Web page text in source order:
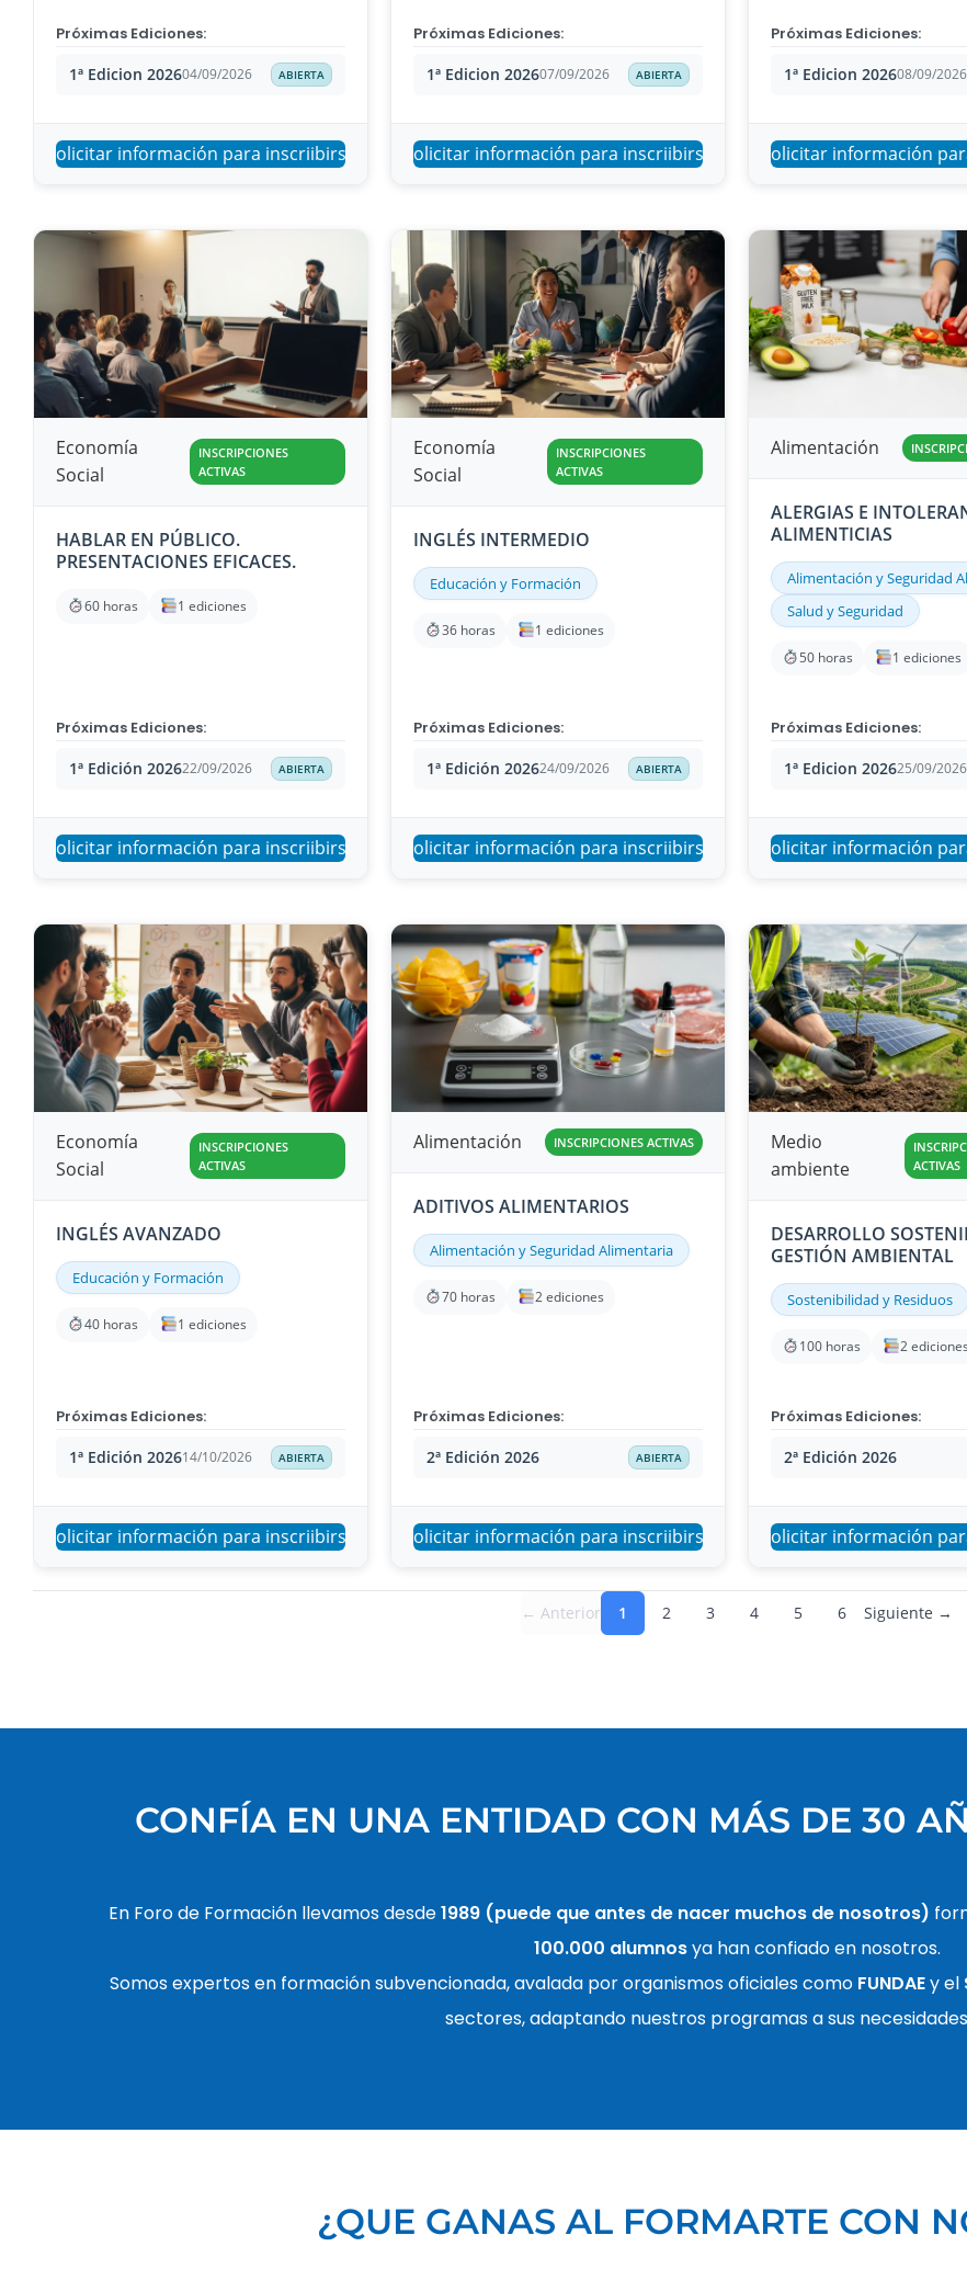
Próximas Ediciones:
1ª Edicion 202604/09/2026 ABIERTA
Solicitar información para inscriibirse
Próximas Ediciones:
1ª Edicion 202607/09/2026 ABIERTA
Solicitar información para inscriibirse
Próximas Ediciones:
1ª Edicion 202608/09/2026
Solicitar información
Economía
Social
INSCRIPCIONES
ACTIVAS
HABLAR EN PÚBLICO.
PRESENTACIONES EFICACES.
60 horas 1 ediciones
Próximas Ediciones:
1ª Edición 202622/09/2026 ABIERTA
Solicitar información para inscriibirse
Economía
Social
INSCRIPCIONES
ACTIVAS
INGLÉS INTERMEDIO
Educación y Formación
36 horas 1 ediciones
Próximas Ediciones:
1ª Edición 202624/09/2026 ABIERTA
Solicitar información para inscriibirse
Alimentación
ALERGIAS E
ALIMENTICIAS
Alimentación y Seguridad
Salud y Seguridad
50 horas 1 ediciones
Próximas Ediciones:
1ª Edicion 202625/09/2026
Solicitar información
Economía
Social
INSCRIPCIONES
ACTIVAS
INGLÉS AVANZADO
Educación y Formación
40 horas 1 ediciones
Próximas Ediciones:
1ª Edición 202614/10/2026 ABIERTA
Solicitar información para inscriibirse
Alimentación INSCRIPCIONES ACTIVAS
ADITIVOS ALIMENTARIOS
Alimentación y Seguridad Alimentaria
70 horas 2 ediciones
Próximas Ediciones:
2ª Edición 2026
ABIERTA
Solicitar información para inscriibirse
Medio
ambiente
ACTIVAS
DESARROLLO
GESTIÓN AMBIENTAL
Sostenibilidad y Residuos
100 horas 2 ediciones
Próximas Ediciones:
2ª Edición 2026
Solicitar información
← Anterior 1 2 3 4 5 6 Siguiente →
CONFÍA EN UNA ENTIDAD CON MÁS DE 30
En Foro de Formación llevamos desde1989 (puede que antes de nacer muchos de nosotros)
100.000 alumnosya han confiado en nosotros.
Somos expertos en formación subvencionada, avalada por organismos oficiales como FUNDAEy el
sectores, adaptando nuestros programas a sus
¿QUE GANAS AL FORMARTE CON